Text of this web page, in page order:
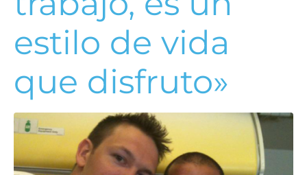
estilo de vida
que disfruto»